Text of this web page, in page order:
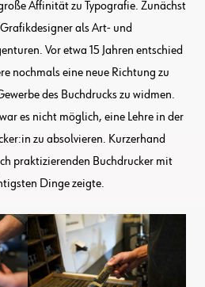
Affinität zu Typografie. Zunächst
als Art- und
Vor etwa 15 Jahren entschied
nochmals eine neue Richtung zu
des Buchdrucks zu widmen.
es nicht möglich, eine Lehre in der
zu absolvieren. Kurzerhand
praktizierenden Buchdrucker mit
Dinge zeigte.